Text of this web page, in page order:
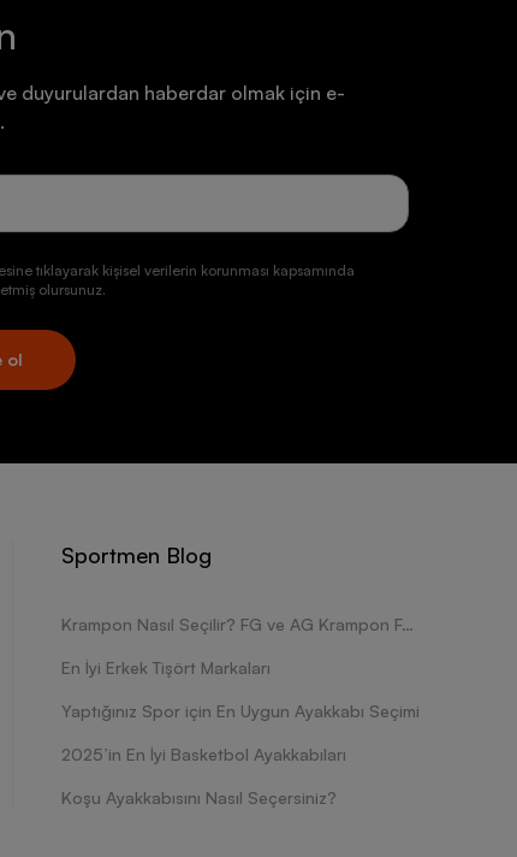
duyurulardan haberdar olmak için e-
tıklayarak kişisel verilerin korunması kapsamında
olursunuz.
ol
Sportmen Blog
Krampon Nasıl Seçilir? FG ve AG Krampon Farkları Nelerdir?
En İyi Erkek Tişört Markaları
Yaptığınız Spor için En Uygun Ayakkabı Seçimi
2025’in En İyi Basketbol Ayakkabıları
Koşu Ayakkabısını Nasıl Seçersiniz?